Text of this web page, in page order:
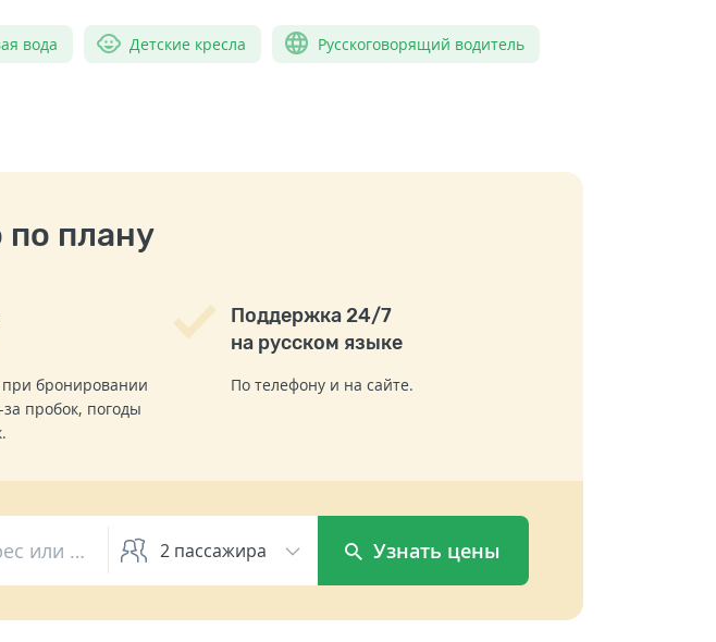
вода Детские кресла Русскоговорящий водитель
плану
бронировании
пробок, погоды
Поддержка 24/7
на русском языке
По телефону и на сайте.
Куда (аэропорт, адрес или вокзал) 2 пассажира Узнать цены